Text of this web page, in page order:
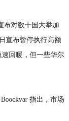
对数十国大举加
宣布暂停执行高额
回暖，但一些华尔
指出，市场